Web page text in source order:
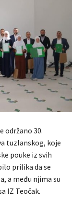
održano 30.
tuzlanskog, koje
pouke iz svih
prilika da se
a među njima su
IZ Teočak.